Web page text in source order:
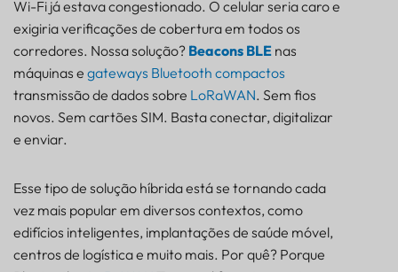
Wi-Fi já estava congestionado. O celular seria caro e
exigiria verificações de cobertura em todos os
corredores. Nossa solução? Beacons BLE nas
máquinas e gateways Bluetooth compactos
transmissão de dados sobre LoRaWAN. Sem fios
novos. Sem cartões SIM. Basta conectar, digitalizar
e enviar.
Esse tipo de solução híbrida está se tornando cada
vez mais popular em diversos contextos, como
edifícios inteligentes, implantações de saúde móvel,
centros de logística e muito mais. Por quê? Porque